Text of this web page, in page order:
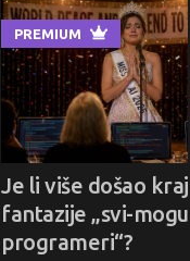
PREMIUM
Je li više došao kraj
fantazije „svi-
programeri“?